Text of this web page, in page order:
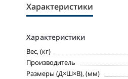
Характеристики
Характеристики
Вес, (кг)
Производитель
Размеры (Д×Ш×В), (мм)